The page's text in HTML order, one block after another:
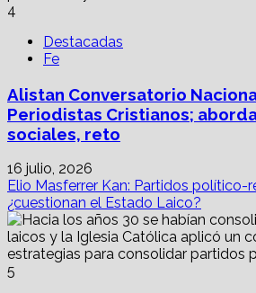
4
Destacadas
Fe
Alistan Conversatorio
Periodistas Cristianos;
sociales, reto
16 julio, 2026
Elio Masferrer Kan: Partidos político-
¿cuestionan el Estado Laico?
5